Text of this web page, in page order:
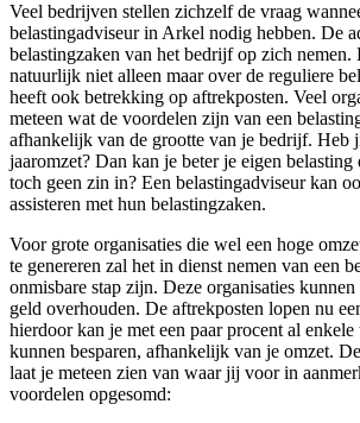
Veel bedrijven stellen zichzelf de vraag
belastingadviseur in Arkel nodig hebben. De
belastingzaken van het bedrijf op zich nemen.
natuurlijk niet alleen maar over de reguliere
heeft ook betrekking op aftrekposten. Veel
meteen wat de voordelen zijn van een
afhankelijk van de grootte van je bedrijf. Heb
jaaromzet? Dan kan je beter je eigen
toch geen zin in? Een belastingadviseur kan
assisteren met hun belastingzaken.
Voor grote organisaties die wel een hoge
te genereren zal het in dienst nemen van een
onmisbare stap zijn. Deze organisaties
geld overhouden. De aftrekposten lopen nu
hierdoor kan je met een paar procent al enkele
kunnen besparen, afhankelijk van je omzet.
laat je meteen zien van waar jij voor in
voordelen opgesomd: